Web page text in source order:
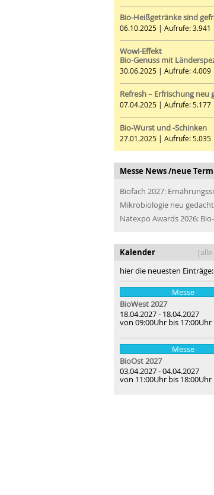
Bio-Heißgetränke sind
06.10.2025 | Aufrufe: 3.941
Wow!-Effekt
Bio-Genuss mit
30.06.2025 | Aufrufe: 4.009
Refresh – Erfrischung neu
07.04.2025 | Aufrufe: 5.177
Bio-Wurst und -Schinken
27.01.2025 | Aufrufe: 5.035
Messe News /neue
Biofach 2027:
Mikrobiologie neu
Natexpo Awards 2026:
Kalender [alle
hier die neuesten Einträge:
Messe
BioWest 2027
18.04.2027 - 18.04.2027
von 09:00Uhr bis 17:00Uhr
Messe
BioOst 2027
03.04.2027 - 04.04.2027
von 11:00Uhr bis 18:00Uhr